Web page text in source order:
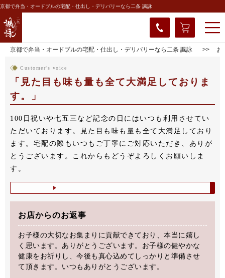
京都で弁当・オードブルの宅配・仕出し・デリバリーなら二条 諷詠
京都で弁当・オードブルの宅配・仕出し・デリバリーなら二条 諷詠 お
Customer's voice
見た目も味も量も全て大満足しておりま
す。
100日祝いや七五三など記念の日にはいつも利用させてい
ただいております。見た目も味も量も全て大満足しており
ます。宅配の際もいつもご丁寧にご対応いただき、ありが
とうございます。これからもどうぞよろしくお願いしま
す。
お店からのお返事
お子様の大切なお集まりに貢献できており、本当に嬉し
く思います。ありがとうございます。お子様の健やかな
健康をお祈りし、今後も真心込めてしっかりと準備させ
て頂きます。いつもありがとうございます。